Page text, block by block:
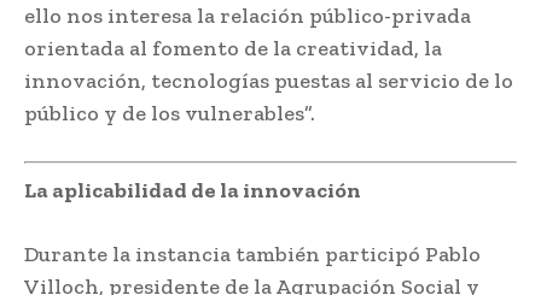
ello nos interesa la relación público-privada
orientada al fomento de la creatividad, la
innovación, tecnologías puestas al servicio de lo
público y de los vulnerables”.
La aplicabilidad de la innovación
Durante la instancia también participó Pablo
Villoch, presidente de la Agrupación Social y